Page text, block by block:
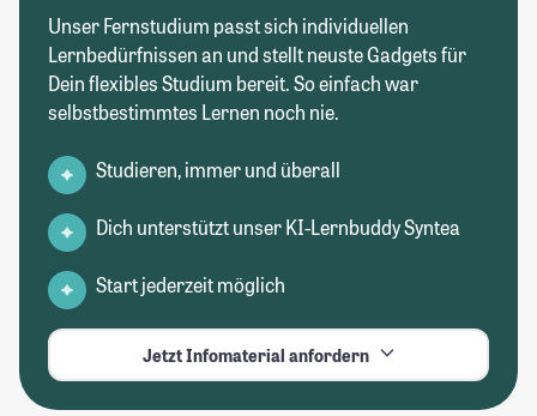
Unser Fernstudium passt sich individuellen
Lernbedürfnissen an und stellt neuste Gadgets für
Dein flexibles Studium bereit. So einfach war
selbstbestimmtes Lernen noch nie.
Studieren, immer und überall
Dich unterstützt unser KI-Lernbuddy Syntea
Start jederzeit möglich
Jetzt Infomaterial anfordern